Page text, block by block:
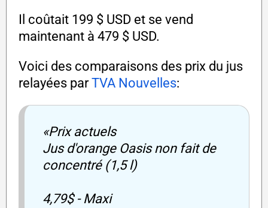
Il coûtait 199 $ USD et se vend
maintenant à 479 $ USD.
Voici des comparaisons des prix du jus
relayées parTVA Nouvelles:
«Prix actuels
Jus d'orange Oasis non fait de
concentré (1,5 l)
4,79$ - Maxi